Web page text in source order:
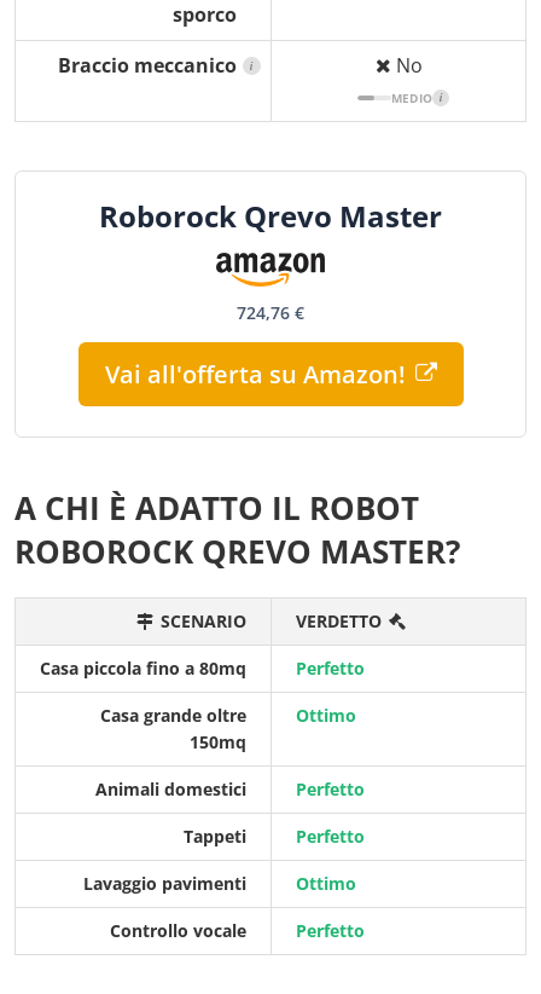
sporco
Braccio meccanico i No
MEDIO i
Roborock Qrevo Master
724,76 €
Vai all'offerta su Amazon!
A CHI È ADATTO IL ROBOT
ROBOROCK QREVO MASTER?
SCENARIO VERDETTO
Casa piccola fino a 80mq Perfetto
Casa grande oltre
150mq
Ottimo
Animali domestici Perfetto
Tappeti Perfetto
Lavaggio pavimenti Ottimo
Controllo vocale Perfetto